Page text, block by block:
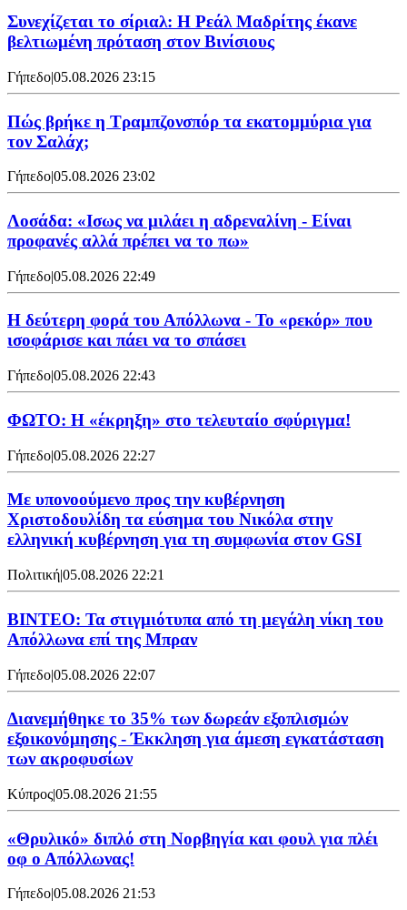
Συνεχίζεται το σίριαλ: Η Ρεάλ Μαδρίτης έκανε
βελτιωμένη πρόταση στον Βινίσιους
Γήπεδο|05.08.2026 23:15
Πώς βρήκε η Τραμπζονσπόρ τα εκατομμύρια για
τον Σαλάχ;
Γήπεδο|05.08.2026 23:02
Λοσάδα: «Ισως να μιλάει η αδρεναλίνη - Είναι
προφανές αλλά πρέπει να το πω»
Γήπεδο|05.08.2026 22:49
Η δεύτερη φορά του Απόλλωνα - Το «ρεκόρ» που
ισοφάρισε και πάει να το σπάσει
Γήπεδο|05.08.2026 22:43
ΦΩΤΟ: Η «έκρηξη» στο τελευταίο σφύριγμα!
Γήπεδο|05.08.2026 22:27
Με υπονοούμενο προς την κυβέρνηση
Χριστοδουλίδη τα εύσημα του Νικόλα στην
ελληνική κυβέρνηση για τη συμφωνία στον GSI
Πολιτική|05.08.2026 22:21
ΒΙΝΤΕΟ: Τα στιγμιότυπα από τη μεγάλη νίκη του
Απόλλωνα επί της Μπραν
Γήπεδο|05.08.2026 22:07
Διανεμήθηκε το 35% των δωρεάν εξοπλισμών
εξοικονόμησης - Έκκληση για άμεση εγκατάσταση
των ακροφυσίων
Κύπρος|05.08.2026 21:55
«Θρυλικό» διπλό στη Νορβηγία και φουλ για πλέι
οφ ο Απόλλωνας!
Γήπεδο|05.08.2026 21:53